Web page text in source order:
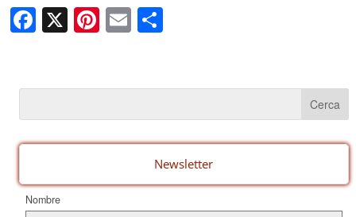
F
a
e
b
o
k
X Pi
nt
e
st
E
m
C
p
ar
te
ix
Newsletter
Nombre